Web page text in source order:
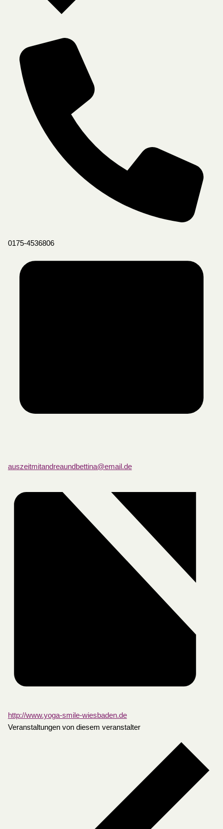
0175-4536806
auszeitmitandreaundbettina@email.de
http://www.yoga-smile-wiesbaden.de
Veranstaltungen von diesem veranstalter